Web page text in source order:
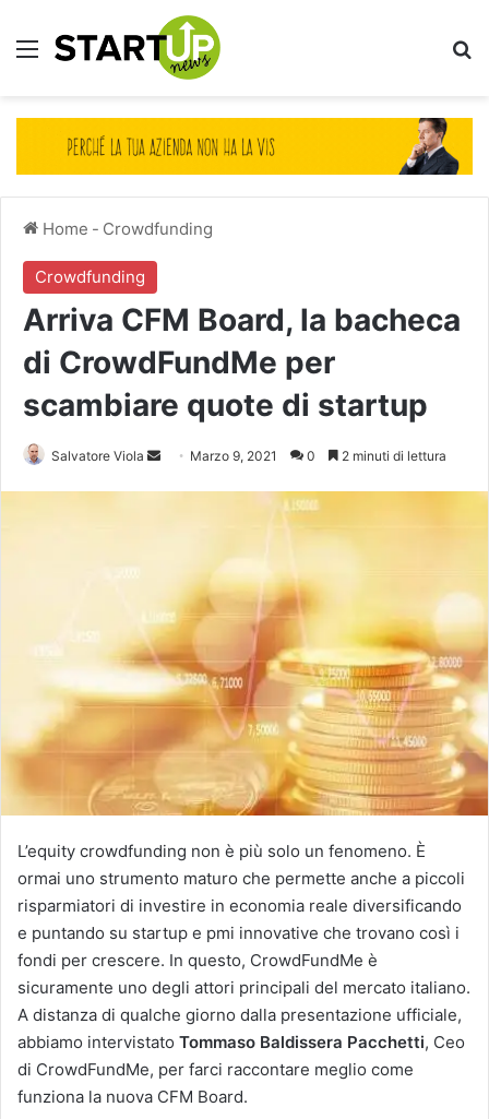
Menu
Home - Crowdfunding
Crowdfunding
Arriva CFM Board, la bacheca
di CrowdFundMe per
scambiare quote di startup
Salvatore Viola
Invia Marzo 9, 2021 0 2 minuti di lettura
L’equity crowdfunding non è più solo un fenomeno. È
ormai uno strumento maturo che permette anche a piccoli
risparmiatori di investire in economia reale diversificando
e puntando su startup e pmi innovative che trovano così i
fondi per crescere. In questo, CrowdFundMe è
sicuramente uno degli attori principali del mercato italiano.
A distanza di qualche giorno dalla presentazione ufficiale,
abbiamo intervistato Tommaso Baldissera Pacchetti, Ceo
di CrowdFundMe, per farci raccontare meglio come
funziona la nuova CFM Board.